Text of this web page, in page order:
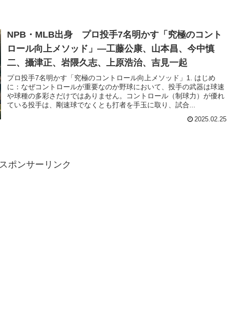
NPB・MLB出身 プロ投手7名明かす「究極のコント
ロール向上メソッド」―工藤公康、山本昌、今中慎
二、攝津正、岩隈久志、上原浩治、吉見一起
プロ投手7名明かす「究極のコントロール向上メソッド」1. はじめ
に：なぜコントロールが重要なのか野球において、投手の武器は球速
や球種の多彩さだけではありません。コントロール（制球力）が優れ
ている投手は、剛速球でなくとも打者を手玉に取り、試合...
2025.02.25
スポンサーリンク